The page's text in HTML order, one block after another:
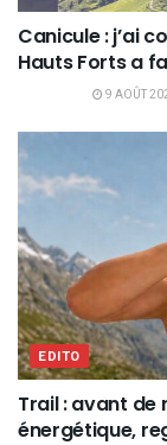
Canicule : j’ai
Hauts Forts a
9 AOÛT
EDITO
Trail : avant de
énergétique,